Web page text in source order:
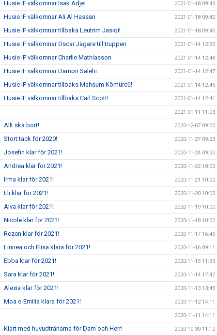
Husie IF välkomnar Isak Adjei 2021-01-18 09:43
Husie IF välkomnar Ali Al Hassan 2021-01-18 09:42
Husie IF välkomnar tillbaka Leutrim Jasiqi! 2021-01-18 09:40
Husie IF välkomnar Oscar Jägare till truppen 2021-01-14 12:50
Husie IF välkomnar Charlie Mathiasson 2021-01-14 12:48
Husie IF välkomnar Damon Salehi 2021-01-14 12:47
Husie IF välkomnar tillbaks Mahsum Kömürcü! 2021-01-14 12:45
Husie IF välkomnar tillbaks Carl Scott! 2021-01-14 12:41
2021-01-11 11:03
Allt ska bort! 2020-12-07 09:00
Stort tack för 2020! 2020-11-27 09:23
Josefin klar för 2021! 2020-11-24 09:20
Andrea klar för 2021! 2020-11-22 10:00
Irma klar för 2021! 2020-11-21 10:00
Eli klar för 2021! 2020-11-20 10:00
Alva klar för 2021! 2020-11-19 10:00
Nicole klar för 2021! 2020-11-18 10:00
Rezen klar för 2021! 2020-11-17 16:45
Linnea och Elisa klara för 2021! 2020-11-16 09:11
Ebba klar för 2021! 2020-11-15 11:39
Sara klar för 2021! 2020-11-14 17:47
Alexia klar för 2021! 2020-11-13 13:45
Moa o Emilia klara för 2021! 2020-11-12 14:11
2020-11-11 14:11
Klart med huvudtränarna för Dam och Herr! 2020-10-30 11:12